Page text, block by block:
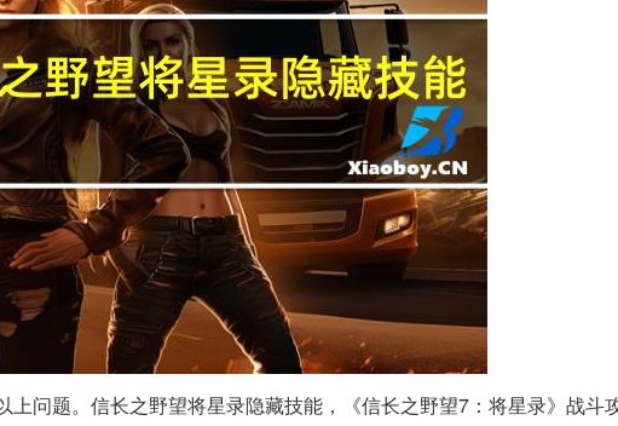
上问题。信长之野望将星录隐藏技能，《信长之野望7：将星录》战斗